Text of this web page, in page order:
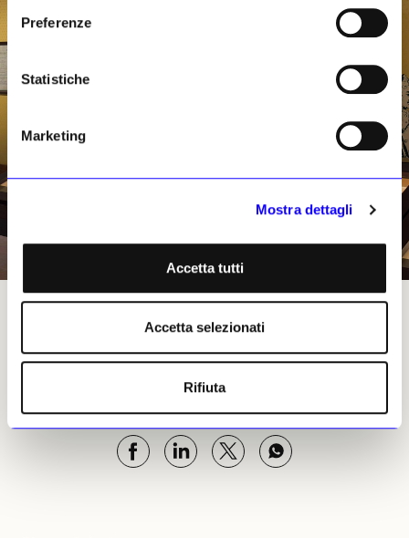
Preferenze
Statistiche
Marketing
Mostra dettagli
Accetta tutti
Accetta selezionati
Rifiuta
La sezione Numismatica appena riaperta al Museo Archeologico Nazionale di Napoli
Bianca Celeste, 26 maggio 2026